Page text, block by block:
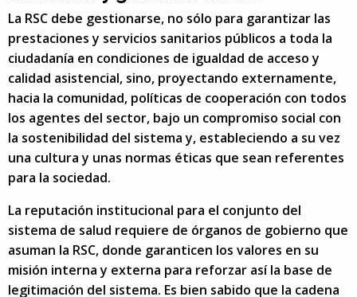
La RSC debe gestionarse, no sólo para garantizar las
prestaciones y servicios sanitarios públicos a toda la
ciudadanía en condiciones de igualdad de acceso y
calidad asistencial, sino, proyectando externamente,
hacia la comunidad, políticas de cooperación con todos
los agentes del sector, bajo un compromiso social con
la sostenibilidad del sistema y, estableciendo a su vez
una cultura y unas normas éticas que sean referentes
para la sociedad.
La reputación institucional para el conjunto del
sistema de salud requiere de órganos de gobierno que
asuman la RSC, donde garanticen los valores en su
misión interna y externa para reforzar así la base de
legitimación del sistema. Es bien sabido que la cadena